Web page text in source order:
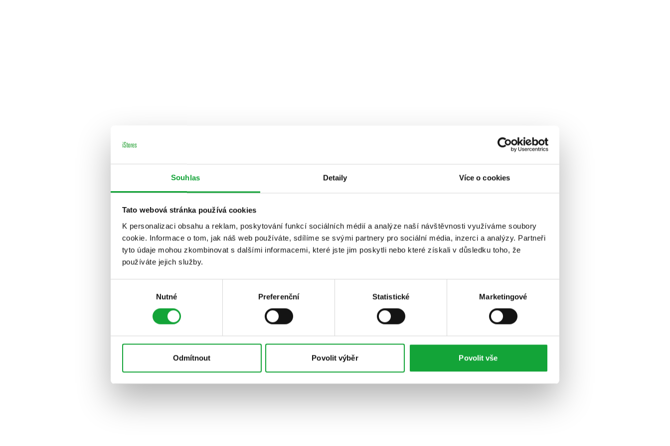
Souhlas Detaily Více o cookies
Tato webová stránka používá cookies
K personalizaci obsahu a reklam, poskytování funkcí sociálních médií a analýze naší návštěvnosti využíváme soubory
cookie. Informace o tom, jak náš web používáte, sdílíme se svými partnery pro sociální média, inzerci a analýzy. Partneři
tyto údaje mohou zkombinovat s dalšími informacemi, které jste jim poskytli nebo které získali v důsledku toho, že
používáte jejich služby.
Nutné Preferenční Statistické Marketingové
Odmítnout Povolit výběr Povolit vše